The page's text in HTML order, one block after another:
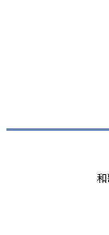
和